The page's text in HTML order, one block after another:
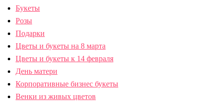
Букеты
Розы
Подарки
Цветы и букеты на 8 марта
Цветы и букеты к 14 февраля
День матери
Корпоративные бизнес букеты
Венки из живых цветов